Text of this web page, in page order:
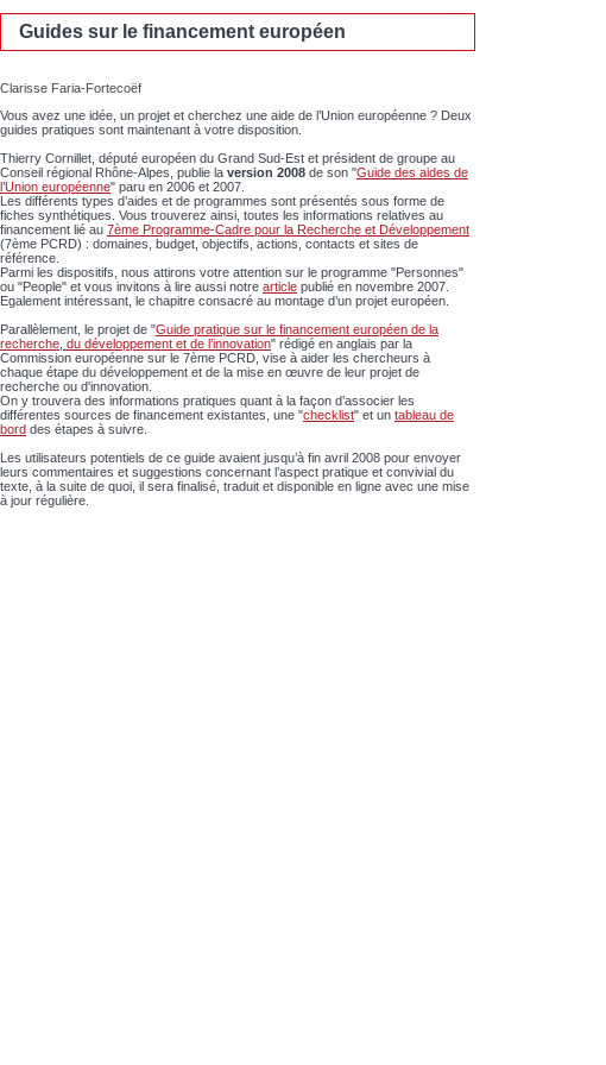
Guides sur le financement européen
Clarisse Faria-Fortecoëf
Vous avez une idée, un projet et cherchez une aide de l’Union européenne ? Deux
guides pratiques sont maintenant à votre disposition.
Thierry Cornillet, député européen du Grand Sud-Est et président de groupe au
Conseil régional Rhône-Alpes, publie la version 2008 de son "Guide des aides de
l’Union européenne" paru en 2006 et 2007.
Les différents types d’aides et de programmes sont présentés sous forme de
fiches synthétiques. Vous trouverez ainsi, toutes les informations relatives au
financement lié au 7ème Programme-Cadre pour la Recherche et Développement
(7ème PCRD) : domaines, budget, objectifs, actions, contacts et sites de
référence.
Parmi les dispositifs, nous attirons votre attention sur le programme "Personnes"
ou "People" et vous invitons à lire aussi notre article publié en novembre 2007.
Egalement intéressant, le chapitre consacré au montage d’un projet européen.
Parallèlement, le projet de "Guide pratique sur le financement européen de la
recherche, du développement et de l’innovation" rédigé en anglais par la
Commission européenne sur le 7ème PCRD, vise à aider les chercheurs à
chaque étape du développement et de la mise en œuvre de leur projet de
recherche ou d'innovation.
On y trouvera des informations pratiques quant à la façon d’associer les
différentes sources de financement existantes, une "checklist" et un tableau de
bord des étapes à suivre.
Les utilisateurs potentiels de ce guide avaient jusqu’à fin avril 2008 pour envoyer
leurs commentaires et suggestions concernant l’aspect pratique et convivial du
texte, à la suite de quoi, il sera finalisé, traduit et disponible en ligne avec une mise
à jour régulière.